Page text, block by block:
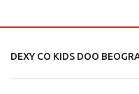
DEXY CO KIDS DOO